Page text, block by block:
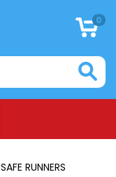
0
SAFE RUNNERS